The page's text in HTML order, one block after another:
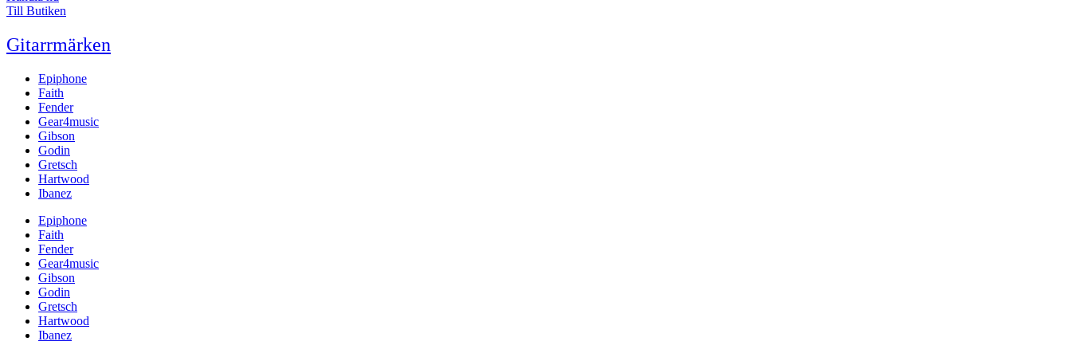
Till Butiken
Gitarrmärken
Epiphone
Faith
Fender
Gear4music
Gibson
Godin
Gretsch
Hartwood
Ibanez
Epiphone
Faith
Fender
Gear4music
Gibson
Godin
Gretsch
Hartwood
Ibanez